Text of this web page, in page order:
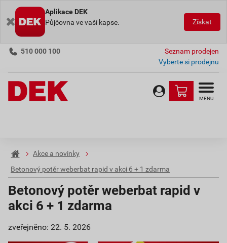
Aplikace DEK
Půjčovna ve vaší kapse.
Získat
510 000 100
Seznam prodejen
Vyberte si prodejnu
MENU
Akce a novinky
Betonový potěr weberbat rapid v akci 6 + 1 zdarma
Betonový potěr weberbat rapid v
akci 6 + 1 zdarma
zveřejněno: 22. 5. 2026